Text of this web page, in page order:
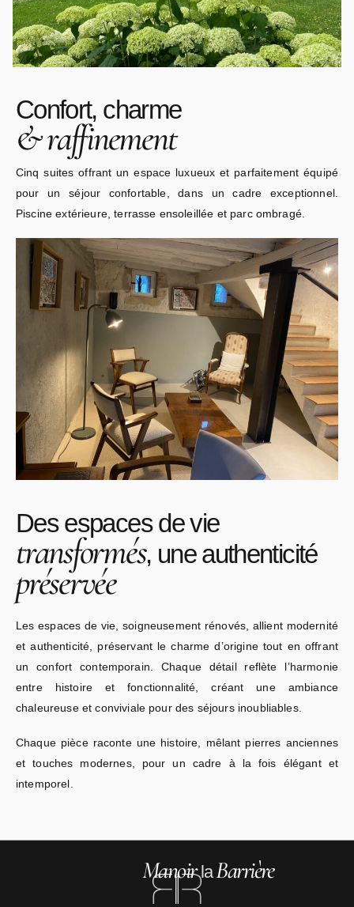
Confort, charme
&raffinement
Cinq suites offrant un espace luxueux et parfaitement équipé
pour un séjour confortable, dans un cadre exceptionnel.
Piscine extérieure, terrasse ensoleillée et parc ombragé.
Des espaces de vie
transformés, une authenticité
préservée
Les espaces de vie, soigneusement rénovés, allient modernité
et authenticité, préservant le charme d’origine tout en offrant
un confort contemporain. Chaque détail reflète l’harmonie
entre histoire et fonctionnalité, créant une ambiance
chaleureuse et conviviale pour des séjours inoubliables.
Chaque pièce raconte une histoire, mêlant pierres anciennes
et touches modernes, pour un cadre à la fois élégant et
intemporel.
ManoirlaBarrière